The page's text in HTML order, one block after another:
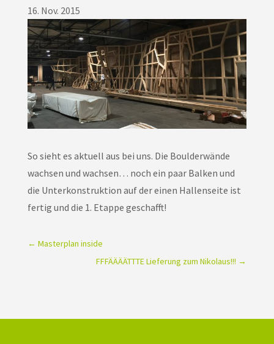
16. Nov. 2015
So sieht es aktuell aus bei uns. Die Boulderwände
wachsen und wachsen… noch ein paar Balken und
die Unterkonstruktion auf der einen Hallenseite ist
fertig und die 1. Etappe geschafft!
← Masterplan inside
FFFÄÄÄÄTTTE Lieferung zum Nikolaus!!! →